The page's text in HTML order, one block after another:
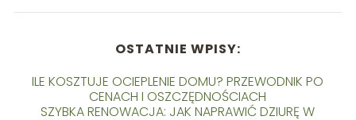
OSTATNIE WPISY:
ILE KOSZTUJE OCIEPLENIE DOMU? PRZEWODNIK PO
CENACH I OSZCZĘDNOŚCIACH
SZYBKA RENOWACJA: JAK NAPRAWIĆ DZIURĘ W